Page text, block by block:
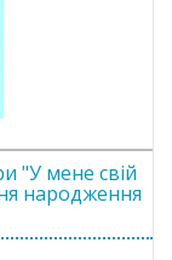
"У мене свій
народження